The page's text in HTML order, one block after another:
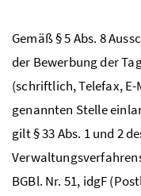
Gemäß§5Abs. 8
der Bewerbung der
(schriftlich, Telefax,
genannten Stelle
gilt§33Abs. 1 und 2
BGBl. Nr. 51, idgF